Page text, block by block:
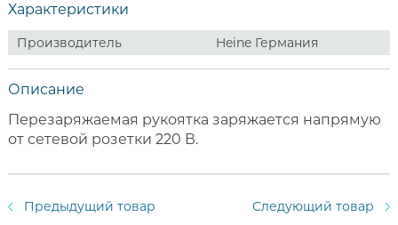
Характеристики
Производитель Heine Германия
Описание
Перезаряжаемая рукоятка заряжается напрямую
от сетевой розетки 220 В.
Предыдущий товар Следующий товар